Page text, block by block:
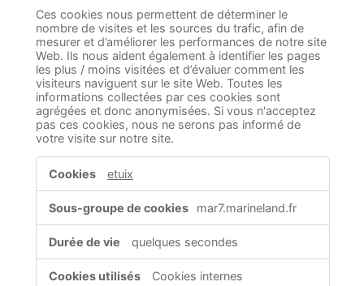
Ces cookies nous permettent de déterminer le
nombre de visites et les sources du trafic, afin de
mesurer et d’améliorer les performances de notre site
Web. Ils nous aident également à identifier les pages
les plus / moins visitées et d’évaluer comment les
visiteurs naviguent sur le site Web. Toutes les
informations collectées par ces cookies sont
agrégées et donc anonymisées. Si vous n'acceptez
pas ces cookies, nous ne serons pas informé de
votre visite sur notre site.
de
etuix
mar7.marineland.fr
quelques secondes
Cookies internes